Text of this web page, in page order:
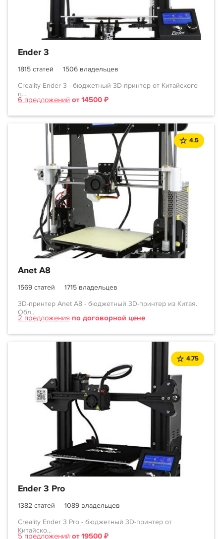
Ender 3
1815 статей
1506 владельцев
Creality Ender 3 - бюджетный 3D-принтер от Китайского
п...
6 предложений от 14500 ₽
4.5
Anet A8
1569 статей
1715 владельцев
3D-принтер Anet A8 - бюджетный 3D-принтер из Китая.
Обл...
2 предложения по договорной цене
4.75
Ender 3 Pro
1382 статей
1089 владельцев
Creality Ender 3 Pro - бюджетный 3D-принтер от
Китайско...
5 предложений от 19500 ₽